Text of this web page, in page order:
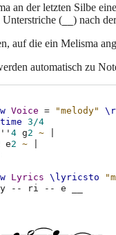
an der letzten Silbe
(
) nach
auf die ein Melisma
automatisch zu
Voice = "melody"
3/4
4 g2 ~
e2 ~
Lyrics \lyricsto
-- ri -- e